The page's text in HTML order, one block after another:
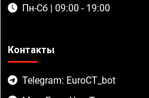
Пн-Сб | 09:00 - 19:00
Контакты
Telegram: EuroCT_bot